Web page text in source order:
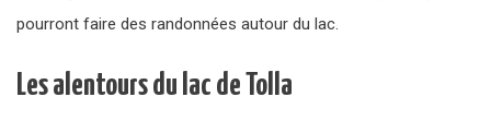
pourront faire des randonnées autour du lac.
Les alentours du lac de Tolla